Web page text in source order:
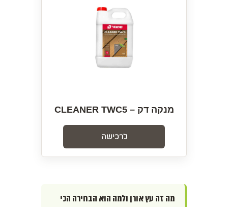
מנקה דק – CLEANER TWC5
לרכישה
מה זה עץ אורן ולמה הוא הבחירה הכי